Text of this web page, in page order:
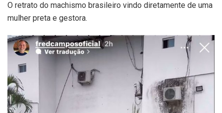
O retrato do machismo brasileiro vindo diretamente de uma
mulher preta e gestora.